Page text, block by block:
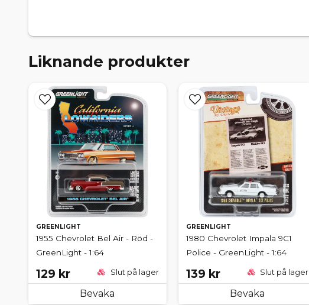
Liknande produkter
GREENLIGHT
1955 Chevrolet Bel Air - Röd -
GreenLight - 1:64
129 kr Slut på lager
Bevaka
GREENLIGHT
1980 Chevrolet Impala 9C1
Police - GreenLight - 1:64
139 kr Slut på lager
Bevaka